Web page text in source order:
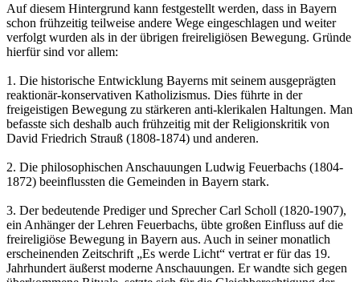
Auf diesem Hintergrund kann festgestellt werden, dass in Bayern
schon frühzeitig teilweise andere Wege eingeschlagen und weiter
verfolgt wurden als in der übrigen freireligiösen Bewegung. Gründe
hierfür sind vor allem:
1. Die historische Entwicklung Bayerns mit seinem ausgeprägten
reaktionär-konservativen Katholizismus. Dies führte in der
freigeistigen Bewegung zu stärkeren anti-klerikalen Haltungen. Man
befasste sich deshalb auch frühzeitig mit der Religionskritik von
David Friedrich Strauß (1808-1874) und anderen.
2. Die philosophischen Anschauungen Ludwig Feuerbachs (1804-
1872) beeinflussten die Gemeinden in Bayern stark.
3. Der bedeutende Prediger und Sprecher Carl Scholl (1820-1907),
ein Anhänger der Lehren Feuerbachs, übte großen Einfluss auf die
freireligiöse Bewegung in Bayern aus. Auch in seiner monatlich
erscheinenden Zeitschrift „Es werde Licht“ vertrat er für das 19.
Jahrhundert äußerst moderne Anschauungen. Er wandte sich gegen